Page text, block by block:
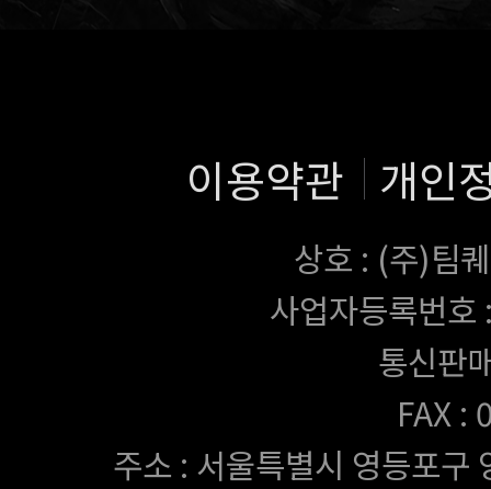
이용약관 개인
상호 : (주)팀
사업자등록번
통신판
FAX
주소 : 서울특별시 영등포